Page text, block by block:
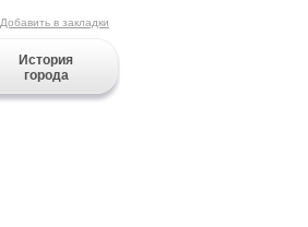
Добавить в закладки
История
города